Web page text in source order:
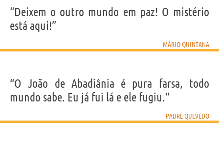
“Deixem o outro mundo em paz! O mistério
está aqui!”
MÁRIO QUINTANA
“O João de Abadiânia é pura farsa, todo
mundo sabe. Eu já fui lá e ele fugiu.”
PADRE QUEVEDO